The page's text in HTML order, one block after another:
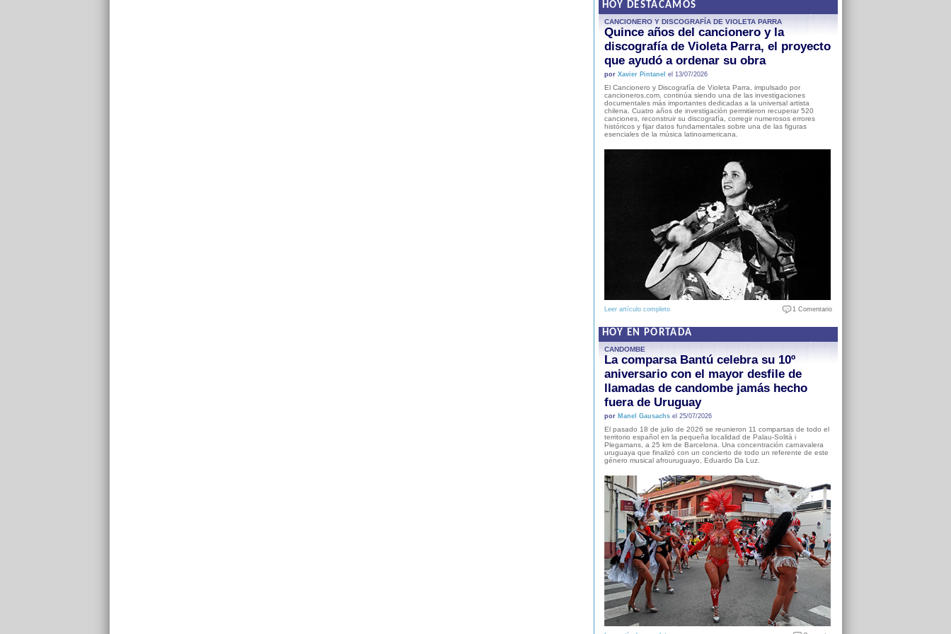
HOY DESTACAMOS
CANCIONERO Y DISCOGRAFÍA DE VIOLETA PARRA
Quince años del cancionero y la
discografía de Violeta Parra, el proyecto
que ayudó a ordenar su obra
por Xavier Pintanel el 13/07/2026
El Cancionero y Discografía de Violeta Parra, impulsado por
cancioneros.com, continúa siendo una de las investigaciones
documentales más importantes dedicadas a la universal artista
chilena. Cuatro años de investigación permitieron recuperar 520
canciones, reconstruir su discografía, corregir numerosos errores
históricos y fijar datos fundamentales sobre una de las figuras
esenciales de la música latinoamericana.
Leer artículo completo 1 Comentario
HOY EN PORTADA
CANDOMBE
La comparsa Bantú celebra su 10º
aniversario con el mayor desfile de
llamadas de candombe jamás hecho
fuera de Uruguay
por Manel Gausachsel 25/07/2026
El pasado 18 de julio de 2026 se reunieron 11 comparsas de todo el
territorio español en la pequeña localidad de Palau-Solità i
Plegamans, a 25 km de Barcelona. Una concentración carnavalera
uruguaya que finalizó con un concierto de todo un referente de este
género musical afrouruguayo, Eduardo Da Luz.